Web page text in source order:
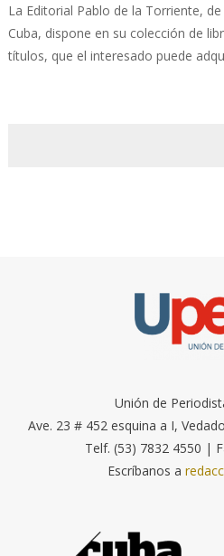
La Editorial Pablo de la Torriente,
Cuba, dispone en su colección de
títulos, que el interesado puede
Unión de
Ave. 23 # 452 esquina a I,
Telf. (53) 7832 4550 |
Escríbanos a